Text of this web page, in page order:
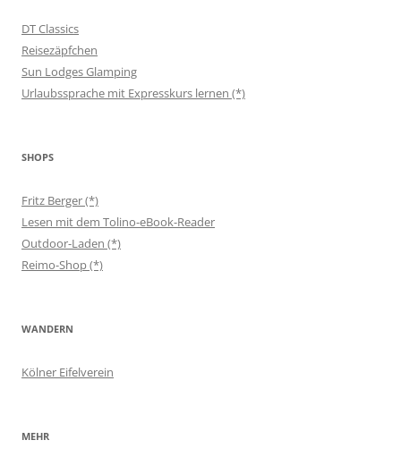
DT Classics
Reisezäpfchen
Sun Lodges Glamping
Urlaubssprache mit Expresskurs lernen (*)
SHOPS
Fritz Berger (*)
Lesen mit dem Tolino-eBook-Reader
Outdoor-Laden (*)
Reimo-Shop (*)
WANDERN
Kölner Eifelverein
MEHR